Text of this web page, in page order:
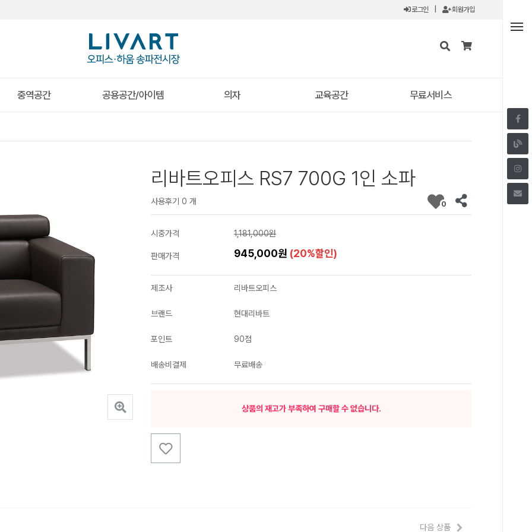
로그인 회원가입
중역공간 공용공간/아이템 의자 교육공간 무료서비스
리바트오피스 RS7 700G 1인 소파
사용후기 0 개 0
시중가격 1,181,000원
판매가격 945,000원 (20%할인)
제조사 리바트오피스
브랜드 현대리바트
포인트 90점
배송비결제 무료배송
상품의 재고가 부족하여 구매할 수 없습니다.
다음 상품